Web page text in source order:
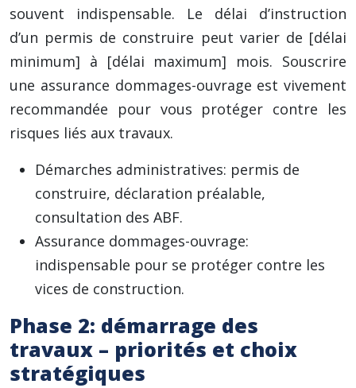
souvent indispensable. Le délai d’instruction
d’un permis de construire peut varier de [délai
minimum] à [délai maximum] mois. Souscrire
une assurance dommages-ouvrage est vivement
recommandée pour vous protéger contre les
risques liés aux travaux.
Démarches administratives: permis de
construire, déclaration préalable,
consultation des ABF.
Assurance dommages-ouvrage:
indispensable pour se protéger contre les
vices de construction.
Phase 2: démarrage des
travaux – priorités et choix
stratégiques